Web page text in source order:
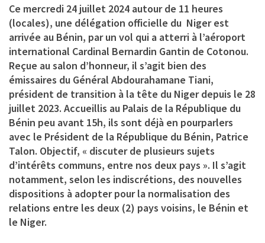
Ce mercredi 24 juillet 2024 autour de 11 heures
(locales), une délégation officielle du Niger est
arrivée au Bénin, par un vol qui a atterri à l’aéroport
international Cardinal Bernardin Gantin de Cotonou.
Reçue au salon d’honneur, il s’agit bien des
émissaires du Général Abdourahamane Tiani,
président de transition à la tête du Niger depuis le 28
juillet 2023. Accueillis au Palais de la République du
Bénin peu avant 15h, ils sont déjà en pourparlers
avec le Président de la République du Bénin, Patrice
Talon. Objectif, « discuter de plusieurs sujets
d’intérêts communs, entre nos deux pays ». Il s’agit
notamment, selon les indiscrétions, des nouvelles
dispositions à adopter pour la normalisation des
relations entre les deux (2) pays voisins, le Bénin et
le Niger.